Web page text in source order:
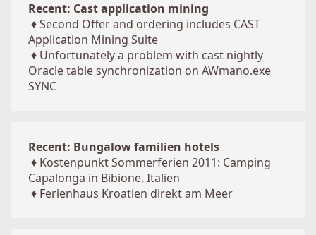
Recent: Cast application mining
♦Second Offer and ordering includes CAST
Application Mining Suite
♦ Unfortunately a problem with cast nightly
Oracle table synchronization on AWmano.exe
SYNC
Recent: Bungalow familien hotels
♦ Kostenpunkt Sommerferien 2011: Camping
Capalonga in Bibione, Italien
♦ Ferienhaus Kroatien direkt am Meer